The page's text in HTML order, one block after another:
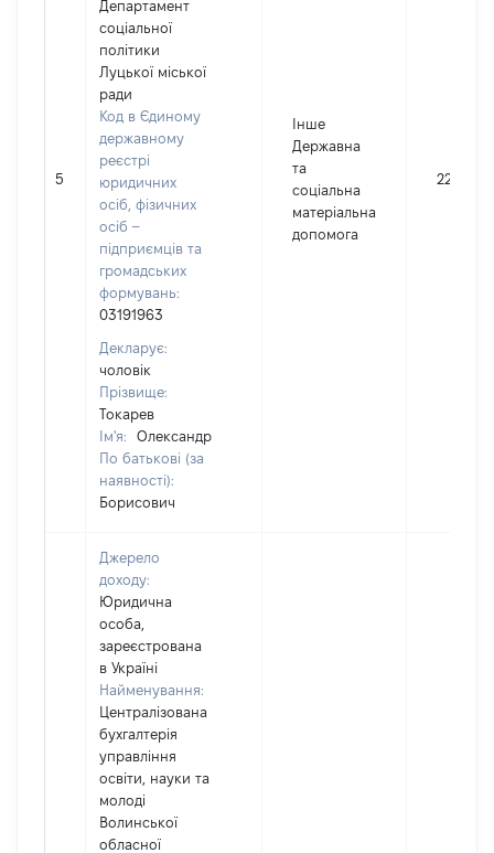
5
Департамент
соціальної
політики
Луцької міської
ради
Код в Єдиному
державному
реєстрі
юридичних
осіб, фізичних
осіб –
підприємців та
громадських
формувань:
03191963
Декларує:
чоловік
Прізвище:
Токарев
Ім'я:
Олександр
По батькові (за
наявності):
Борисович
Інше
Державна
та
соціальна
матеріальна
допомога
2200
Джерело
доходу:
Юридична
особа,
зареєстрована
в Україні
Найменування:
Централізована
бухгалтерія
управління
освіти, науки та
молоді
Волинської
обласної